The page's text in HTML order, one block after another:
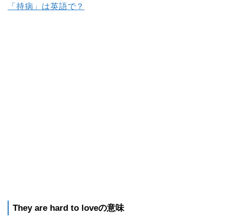
「持病」は英語で？
They are hard to loveの意味